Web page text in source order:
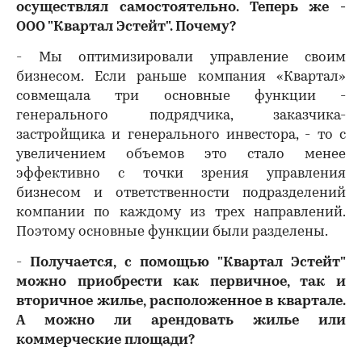
осуществлял самостоятельно. Теперь же -
ООО "Квартал Эстейт". Почему?
- Мы оптимизировали управление своим
бизнесом. Если раньше компания «Квартал»
совмещала три основные функции -
генерального подрядчика, заказчика-
застройщика и генерального инвестора, - то с
увеличением объемов это стало менее
эффективно с точки зрения управления
бизнесом и ответственности подразделений
компании по каждому из трех направлений.
Поэтому основные функции были разделены.
-Получается, с помощью "Квартал Эстейт"
можно приобрести как первичное, так и
вторичное жилье, расположенное в квартале.
А можно ли арендовать жилье или
коммерческие площади?